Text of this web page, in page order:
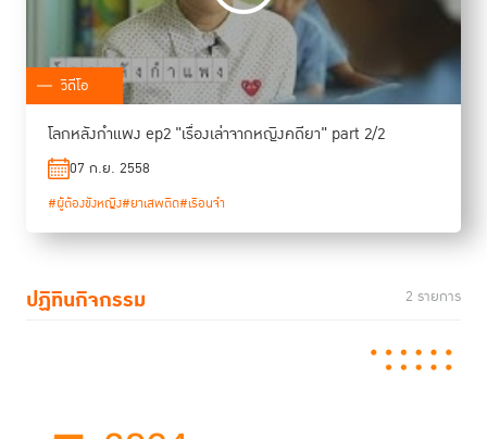
วิดีโอ
โลกหลังกำแพง ep2 "เรื่องเล่าจากหญิงคดียา" part 2/2
07 ก.ย. 2558
#ผู้ต้องขังหญิง#ยาเสพติด#เรือนจำ
ปฏิทินกิจกรรม 2 รายการ